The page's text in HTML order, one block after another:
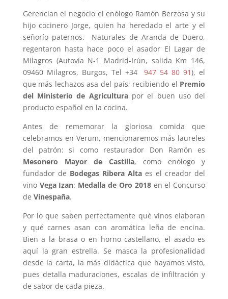
Gerencian el negocio el enólogo Ramón Berzosa y su
hijo cocinero Jorge, quien ha heredado el arte y el
señorío paternos. Naturales de Aranda de Duero,
regentaron hasta hace poco el asador El Lagar de
Milagros (Autovía N-1 Madrid-Irún, salida Km 146,
09460 Milagros, Burgos, Tel +34947 54 80 91), el
que más lechazos asa del país; recibiendo el Premio
del Ministerio de Agriculturapor el buen uso del
producto español en la cocina.
Antes de rememorar la gloriosa comida que
celebramos en Verum, mencionaremos más laureles
del patrón: si como restaurador Don Ramón es
Mesonero Mayor de Castilla, como enólogo y
fundador de Bodegas Ribera Alta es el creador del
vino Vega Izan: Medalla de Oro 2018en el Concurso
de Vinespaña.
Por lo que saben perfectamente qué vinos elaboran
y qué carnes asan con aromática leña de encina.
Bien a la brasa o en horno castellano, el asadoes
aquí la gran estrella. Se masca la profesionalidad
desde la carta, la más didáctica que hayamos visto,
pues detalla maduraciones, escalas de infiltración y
de sabor de cada pieza.